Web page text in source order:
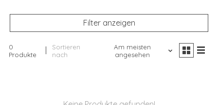
Filter anzeigen
0
Produkte
Sortieren
nach
Am meisten
angesehen